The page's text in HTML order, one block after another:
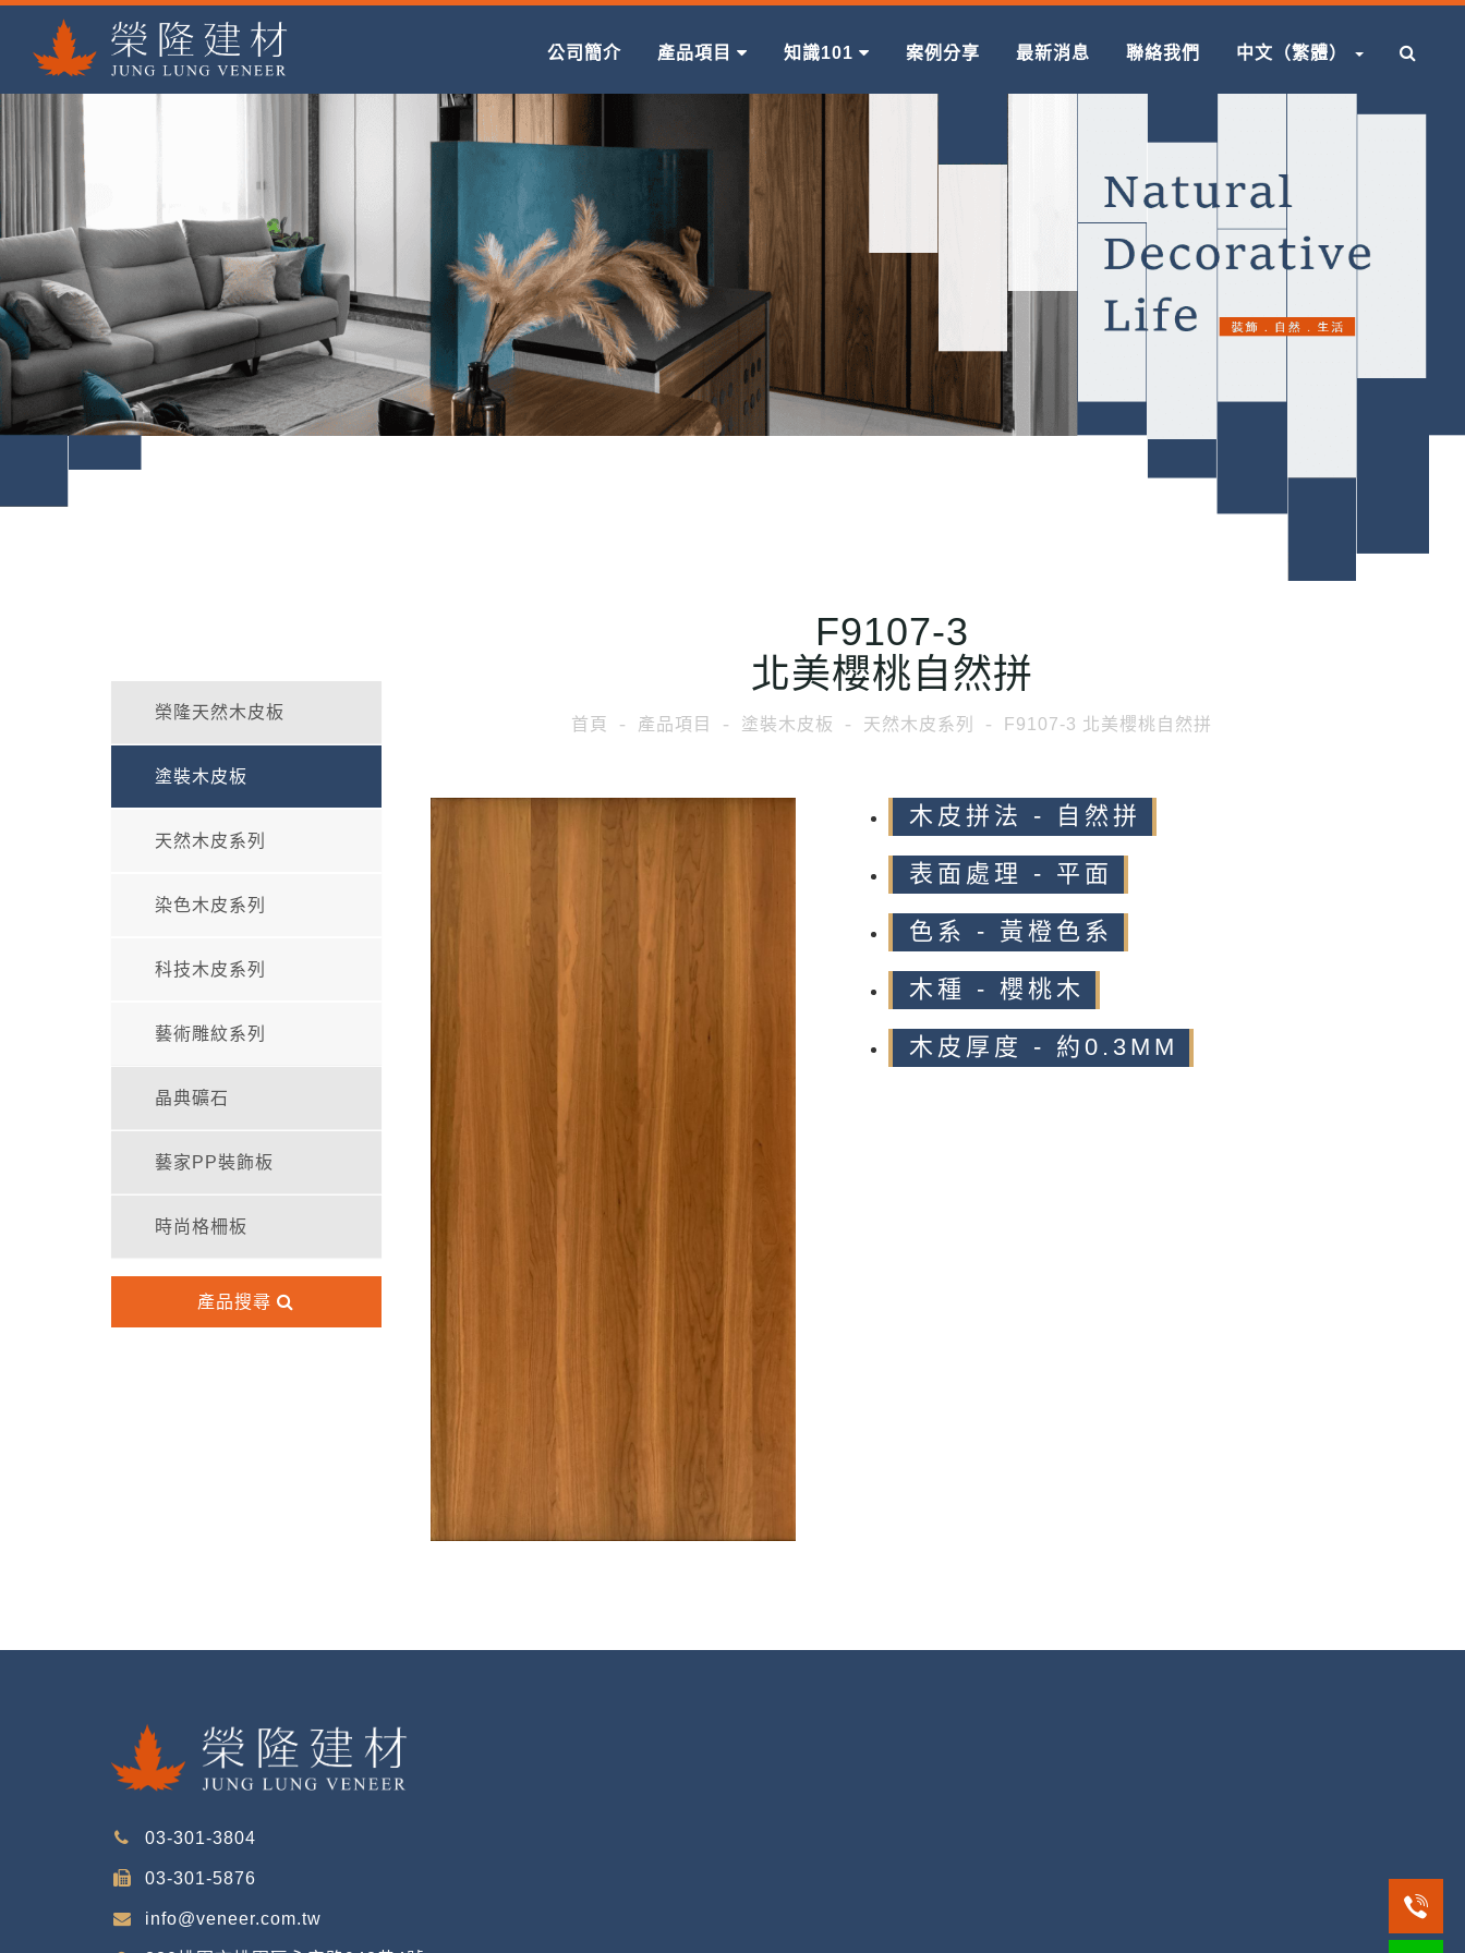
公司簡介 產品項目 知識101 案例分享 最新消息 聯絡我們 中文（繁體）
榮隆天然木皮板
塗裝木皮板
天然木皮系列
染色木皮系列
科技木皮系列
藝術雕紋系列
晶典礦石
藝家PP裝飾板
時尚格柵板
產品搜尋
F9107-3
北美櫻桃自然拼
首頁 產品項目 塗裝木皮板 天然木皮系列 F9107-3 北美櫻桃自然拼
木皮拼法 - 自然拼
表面處理 - 平面
色系 - 黃橙色系
木種 - 櫻桃木
木皮厚度 - 約0.3MM
03-301-3804
03-301-5876
info@veneer.com.tw